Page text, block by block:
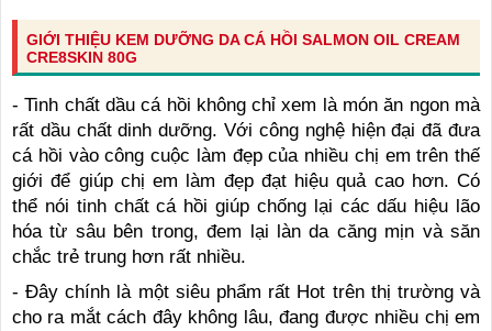
GIỚI THIỆU KEM DƯỠNG DA CÁ HỒI SALMON OIL CREAM
CRE8SKIN 80G
- Tinh chất dầu cá hồi không chỉ xem là món ăn ngon mà
rất dầu chất dinh dưỡng. Với công nghệ hiện đại đã đưa
cá hồi vào công cuộc làm đẹp của nhiều chị em trên thế
giới để giúp chị em làm đẹp đạt hiệu quả cao hơn. Có
thể nói tinh chất cá hồi giúp chống lại các dấu hiệu lão
hóa từ sâu bên trong, đem lại làn da căng mịn và săn
chắc trẻ trung hơn rất nhiều.
- Đây chính là một siêu phẩm rất Hot trên thị trường và
cho ra mắt cách đây không lâu, đang được nhiều chị em